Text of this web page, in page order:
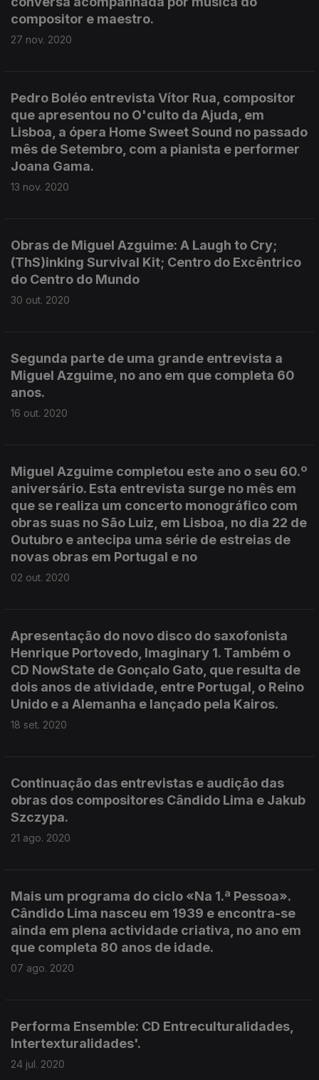
compositor e maestro.
27 nov. 2020
Pedro Boléo entrevista Vítor Rua, compositor
que apresentou no O'culto da Ajuda, em
Lisboa, a ópera Home Sweet Sound no passado
mês de Setembro, com a pianista e performer
Joana Gama.
13 nov. 2020
Obras de Miguel Azguime: A Laugh to Cry;
(ThS)inking Survival Kit; Centro do Excêntrico
do Centro do Mundo
30 out. 2020
Segunda parte de uma grande entrevista a
Miguel Azguime, no ano em que completa 60
anos.
16 out. 2020
Miguel Azguime completou este ano o seu 60.º
aniversário. Esta entrevista surge no mês em
que se realiza um concerto monográfico com
obras suas no São Luiz, em Lisboa, no dia 22 de
Outubro e antecipa uma série de estreias de
novas obras em Portugal e no
02 out. 2020
Apresentação do novo disco do saxofonista
Henrique Portovedo, Imaginary 1. Também o
CD NowState de Gonçalo Gato, que resulta de
dois anos de atividade, entre Portugal, o Reino
Unido e a Alemanha e lançado pela Kairos.
18 set. 2020
Continuação das entrevistas e audição das
obras dos compositores Cândido Lima e Jakub
Szczypa.
21 ago. 2020
Mais um programa do ciclo «Na 1.ª Pessoa».
Cândido Lima nasceu em 1939 e encontra-se
ainda em plena actividade criativa, no ano em
que completa 80 anos de idade.
07 ago. 2020
Performa Ensemble: CD Entreculturalidades,
Intertexturalidades'.
24 jul. 2020